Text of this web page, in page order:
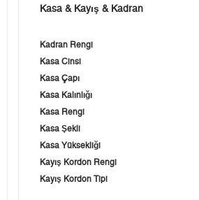
Kasa & Kayış & Kadran
Kadran Rengi
Kasa Cinsi
Kasa Çapı
Kasa Kalınlığı
Kasa Rengi
Kasa Şekli
Kasa Yüksekliği
Kayış Kordon Rengi
Kayış Kordon Tipi